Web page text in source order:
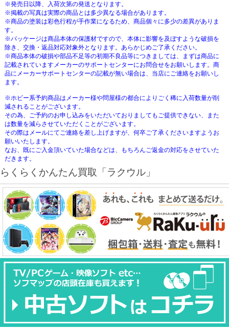
※発売日以降、入荷次第の発送となります。
※掲載の写真は実際の商品とは多少異なる場合があります。
※商品の塗装は彩色行程が手作業になるため、商品個々に多少の差異がありま
す。
※パッケージは商品本体の保護材ですので、本体に影響を及ぼすような破損を
除き、交換・返品対応対象外となります。あらかじめご了承ください。
※商品本体の破損や部品不足等の初期不良品等につきましては、まずは商品に
記載されていますメーカーのサポートセンターにお問合せをお願いします。商
品にメーカーサポートセンターの記載が無い場合は、当店にご連絡をお願いし
ます。
※ホビー系予約商品はメーカー様や問屋様の都合によりごく稀に入荷数量が削
減されることがございます。
その為、ご予約のお申し込みをいただいておりましてもご提供できない、また
は数量を減らさせていただくことがございます。
その際はメールにてご連絡を差し上げますが、何卒ご了承くださいますようお
願いいたします。
なお、既にご入金頂いていた場合などは、もちろんご返金の対応をさせていた
だきます。
らくらくかんたん買取「ラクウル」